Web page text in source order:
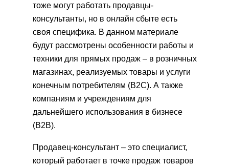
тоже могут работать продавцы-
консультанты, но в онлайн сбыте есть
своя специфика. В данном материале
будут рассмотрены особенности работы и
техники для прямых продаж – в розничных
магазинах, реализуемых товары и услуги
конечным потребителям (B2C). А также
компаниям и учреждениям для
дальнейшего использования в бизнесе
(B2B).
Продавец-консультант – это специалист,
который работает в точке продаж товаров